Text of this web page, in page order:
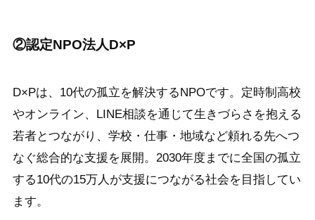
②認定NPO法人D×P
D×Pは、10代の孤立を解決するNPOです。定時制高校
やオンライン、LINE相談を通じて生きづらさを抱える
若者とつながり、学校・仕事・地域など頼れる先へつ
なぐ総合的な支援を展開。2030年度までに全国の孤立
する10代の15万人が支援につながる社会を目指してい
ます。